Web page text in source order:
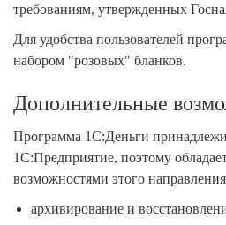
требованиям, утвержденных
Для удобства пользователей
набором "розовых" бланков.
Дополнительные
Программа 1С:Деньги
1С:Предприятие, поэтому
возможностями этого
архивирование и